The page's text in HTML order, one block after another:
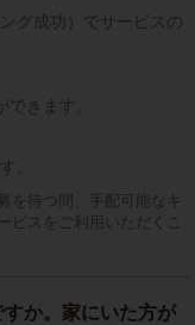
グ成功）でサービスの
きます。
。
を待つ間、手配可能なキ
ビスをご利用いただくこ
か。家にいた方が